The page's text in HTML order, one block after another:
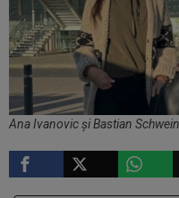
Ana Ivanovic și Bastian